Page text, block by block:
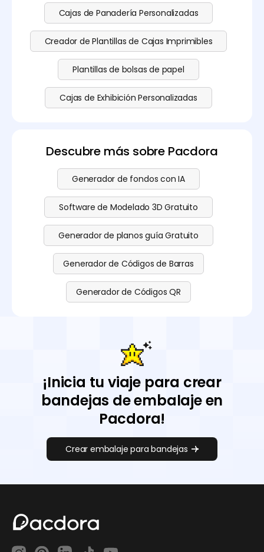
Cajas de Panadería Personalizadas
Creador de Plantillas de Cajas Imprimibles
Plantillas de bolsas de papel
Cajas de Exhibición Personalizadas
Descubre más sobre Pacdora
Generador de fondos con IA
Software de Modelado 3D Gratuito
Generador de planos guía Gratuito
Generador de Códigos de Barras
Generador de Códigos QR
¡Inicia tu viaje para crear
bandejas de embalaje en
Pacdora!
Crear embalaje para bandejas